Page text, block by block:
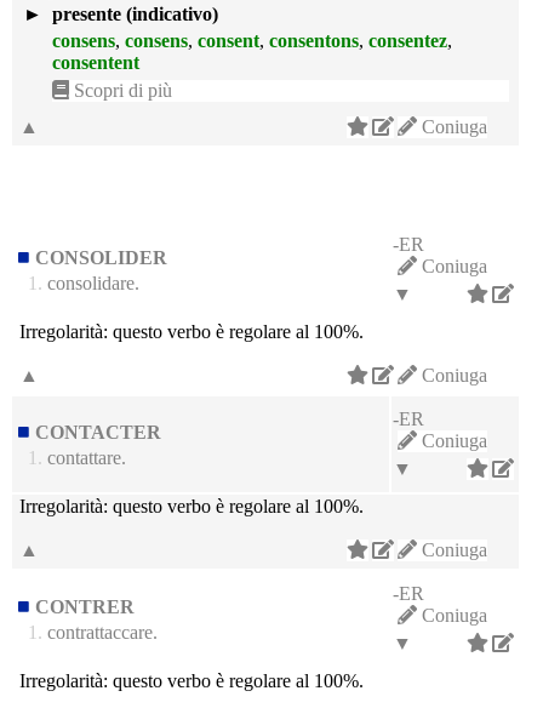
►
presente (indicativo)
consens, consens, consent, consentons, consentez,
consentent
Scopri di più
Coniuga
▲
CONSOLIDER
1. consolidare.
-ER
Coniuga
▼
Irregolarità: questo verbo è regolare al 100%.
Coniuga
▲
CONTACTER
1. contattare.
-ER
Coniuga
▼
Irregolarità: questo verbo è regolare al 100%.
Coniuga
▲
CONTRER
1. contrattaccare.
-ER
Coniuga
▼
Irregolarità: questo verbo è regolare al 100%.